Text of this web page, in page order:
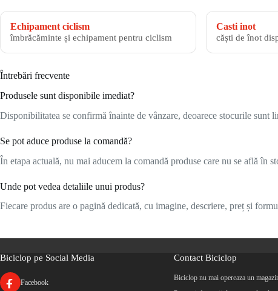
Echipament ciclism
îmbrăcăminte și echipament pentru ciclism
Casti inot
căști de înot
Întrebări frecvente
Produsele sunt disponibile imediat?
Disponibilitatea se confirmă înainte de vânzare, deoarece stocurile sunt
Se pot aduce produse la comandă?
În etapa actuală, nu mai aducem la comandă produse care nu se află în
Unde pot vedea detaliile unui produs?
Fiecare produs are o pagină dedicată, cu imagine, descriere, preț și
Biciclop pe Social Media
Facebook
Contact Biciclop
Biciclop nu mai opereaza un